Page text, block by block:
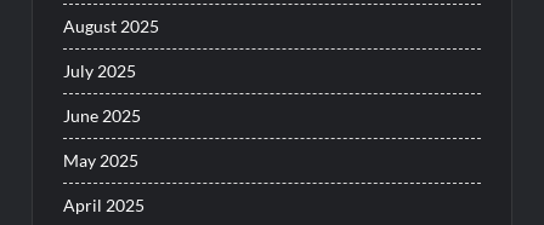
August 2025
July 2025
June 2025
May 2025
April 2025